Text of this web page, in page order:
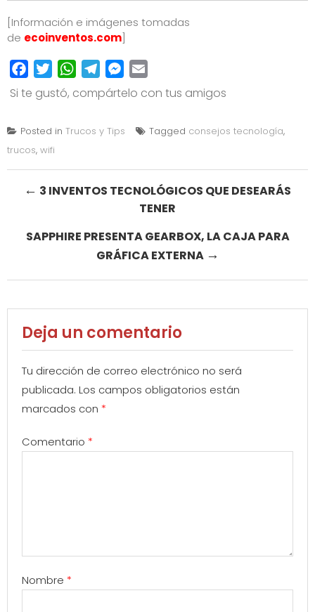
[Información e imágenes tomadas
de ecoinventos.com]
FacebookTwitterWhatsApp
TelegramMessenger
Si te gustó, compártelo con tus amigos
Posted in Trucos y Tips Tagged consejos tecnología,
trucos, wifi
Post
← 3 INVENTOS TECNOLÓGICOS QUE DESEARÁS
TENER
SAPPHIRE PRESENTA GEARBOX, LA CAJA PARA
GRÁFICA EXTERNA →
Deja un comentario
Tu dirección de correo electrónico no será
publicada. Los campos obligatorios están
marcados con *
Comentario *
Nombre *